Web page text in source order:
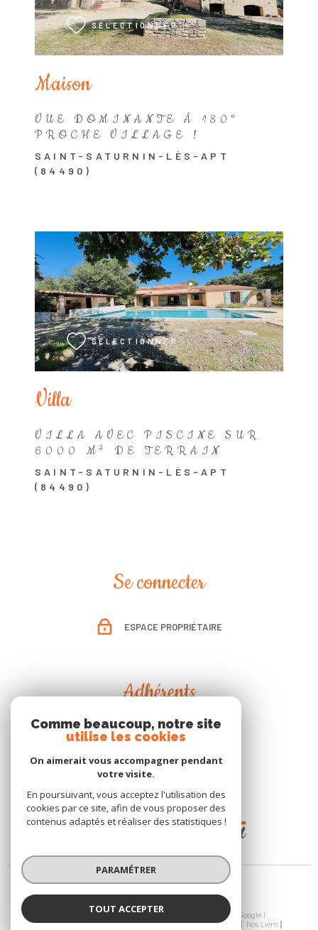
Maison
VUE DOMINANTE À 180°
PROCHE VILLAGE !
SAINT-SATURNIN-LÈS-APT
(84490)
SÉLECTIONNER
Villa
VILLA AVEC PISCINE SUR
6000 M² DE TERRAIN
SAINT-SATURNIN-LÈS-APT
(84490)
SÉLECTIONNER
VOIR LE BIEN
Se connecter
ESPACE PROPRIÉTAIRE
Adhérents
© 2026 | Tous droits réservés | Traduction powered by Google |
Nos Honoraires
Plan Du Site Mentions Légales Admin
Nos Liens
Comme beaucoup, notre site
utilise les cookies
On aimerait vous accompagner pendant
votre visite.
En poursuivant, vous acceptez l'utilisation des
cookies par ce site, afin de vous proposer des
contenus adaptés et réaliser des statistiques !
PARAMÉTRER
TOUT ACCEPTER